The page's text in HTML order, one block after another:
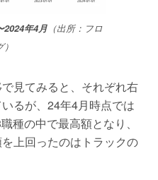
年4月（出所：フロ
見てみると、それぞれ右
るが、24年4月時点では
種の中で最高額となり、
上回ったのはトラックの